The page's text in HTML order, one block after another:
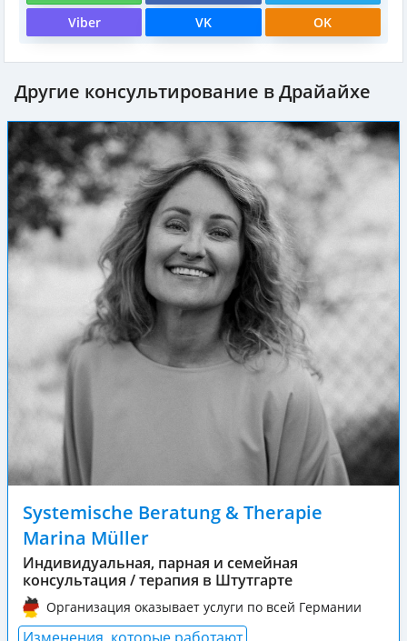
Viber
VK OK
Другие консультирование в Драйайхе
Systemische Beratung & Therapie
Marina Müller
Индивидуальная, парная и семейная
консультация / терапия в Штутгарте
Организация оказывает услуги по всей Германии